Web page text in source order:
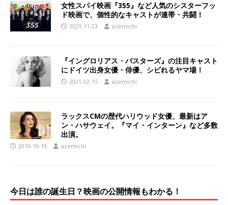
女性スパイ映画『355』など人気のシスターフッ
ド映画で、個性的なキャストが連帯・共闘！
2021-11-23 azemichi
『イングロリアス・バスターズ』の注目キャスト
にドイツ出身女優・俳優、シビれるヤマ場！
2021-02-15 azemichi
ラックスCMの歴代ハリウッド女優、最新はア
ン・ハサウェイ。『マイ・インターン』など多数
出演。
2019-10-19 azemichi
今日は誰の誕生日？映画の公開情報もわかる！